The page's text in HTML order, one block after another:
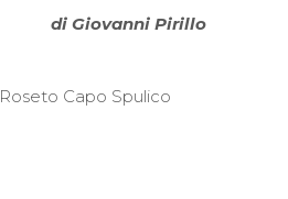
di Giovanni Pirillo
Roseto Capo Spulico